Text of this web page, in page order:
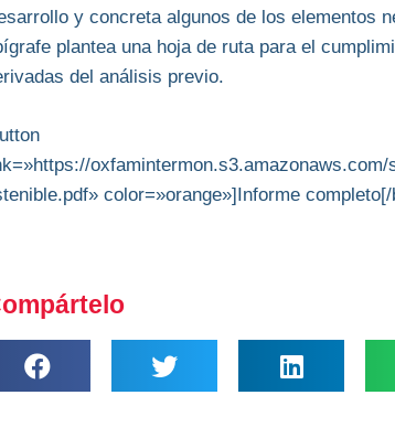
y concreta algunos de los elementos
plantea una hoja de ruta para el
del análisis previo.
color=»orange»]Informe completo[/